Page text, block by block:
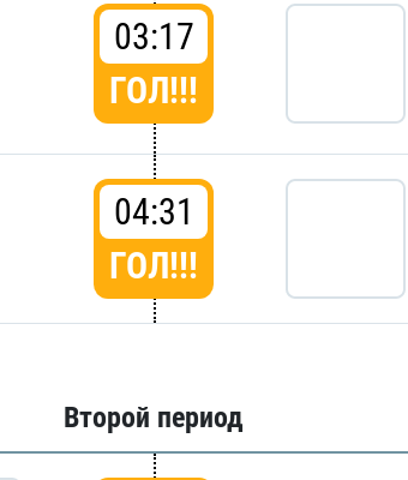
03:17
ГОЛ!!!
04:31
ГОЛ!!!
Второй период